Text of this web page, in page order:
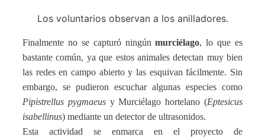
Los voluntarios observan a los anilladores.
Finalmente no se capturó ningúnmurciélago, lo que es
bastante común, ya que estos animales detectan muy bien
las redes en campo abierto y las esquivan fácilmente. Sin
embargo, se pudieron escuchar algunas especies como
Pipistrellus pygmaeusy Murciélago hortelano (Eptesicus
isabellinus) mediante un detector de ultrasonidos.
Esta actividad se enmarca en el proyecto de